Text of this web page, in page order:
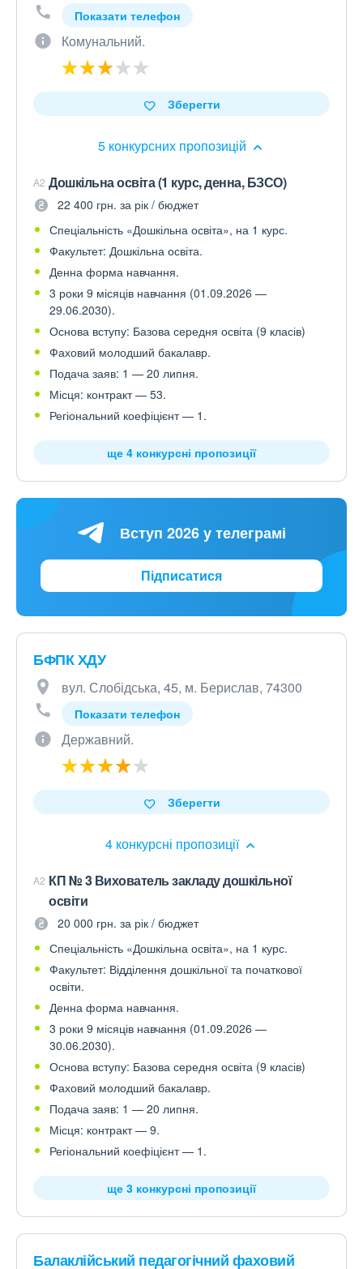
Показати телефон
Комунальний.
5 конкурсних пропозицій
Зберегти
A2 Дошкільна освіта (1 курс, денна, БЗСО)
22 400 грн. за рік / бюджет
Спеціальність «Дошкільна освіта», на 1 курс.
Факультет: Дошкільна освіта.
Денна форма навчання.
3 роки 9 місяців навчання (01.09.2026 —
29.06.2030).
Основа вступу: Базова середня освіта (9 класів)
Фаховий молодший бакалавр.
Подача заяв: 1 — 20 липня.
Місця: контракт — 53.
Регіональний коефіцієнт — 1.
ще 4 конкурсні пропозиції
Вступ 2026 у телеграмі
Підписатися
БФПК ХДУ
вул. Слобідська, 45, м. Берислав, 74300
Показати телефон
Державний.
4 конкурсні пропозиції
Зберегти
A2 КП № 3 Вихователь закладу дошкільної
освіти
20 000 грн. за рік / бюджет
Спеціальність «Дошкільна освіта», на 1 курс.
Факультет: Відділення дошкільної та початкової
освіти.
Денна форма навчання.
3 роки 9 місяців навчання (01.09.2026 —
30.06.2030).
Основа вступу: Базова середня освіта (9 класів)
Фаховий молодший бакалавр.
Подача заяв: 1 — 20 липня.
Місця: контракт — 9.
Регіональний коефіцієнт — 1.
ще 3 конкурсні пропозиції
Балаклійський педагогічний фаховий